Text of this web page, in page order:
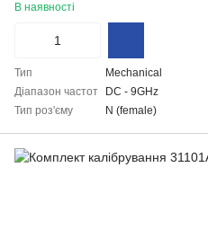
В наявності
Тип
Mechanical
Діапазон частот
DC - 9GHz
Тип роз'єму
N (female)